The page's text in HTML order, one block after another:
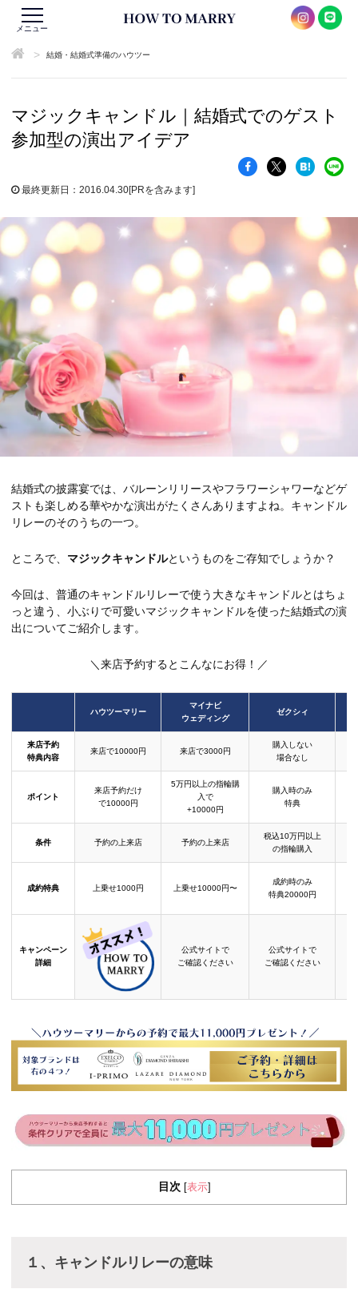
メニュー
> 結婚・結婚式準備のハウツー
マジックキャンドル｜結婚式でのゲスト
参加型の演出アイデア
最終更新日：2016.04.30[PRを含みます]
結婚式の披露宴では、バルーンリリースやフラワーシャワーなどゲ
ストも楽しめる華やかな演出がたくさんありますよね。キャンドル
リレーのそのうちの一つ。
ところで、 マジックキャンドルというものをご存知でしょうか？
今回は、普通のキャンドルリレーで使う大きなキャンドルとはちょ
っと違う、小ぶりで可愛いマジックキャンドルを使った結婚式の演
出についてご紹介します。
＼来店予約するとこんなにお得！／
ハウツーマリー
マイナビ
ウェディング
ゼクシィ
来店予約
特典内容
来店で10000円 来店で3000円
購入しない
場合なし
ポイント
来店予約だけ
で10000円
5万円以上の指輪購
入で
+10000円
購入時のみ
特典
条件 予約の上来店 予約の上来店
税込10万円以上
の指輪購入
成約特典 上乗せ1000円 上乗せ10000円〜
成約時のみ
特典20000円
キャンペーン
詳細
公式サイトで
ご確認ください
公式サイトで
ご確認ください
目次 表示
１、キャンドルリレーの意味